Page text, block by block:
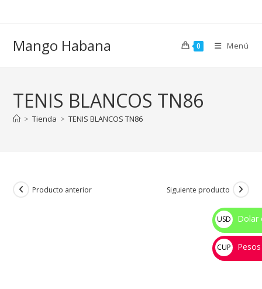
Mango Habana 0 Menú
TENIS BLANCOS TN86
> Tienda > TENIS BLANCOS TN86
Producto anterior Siguiente producto
USD
$
Dolar
CUP
💰
Pesos